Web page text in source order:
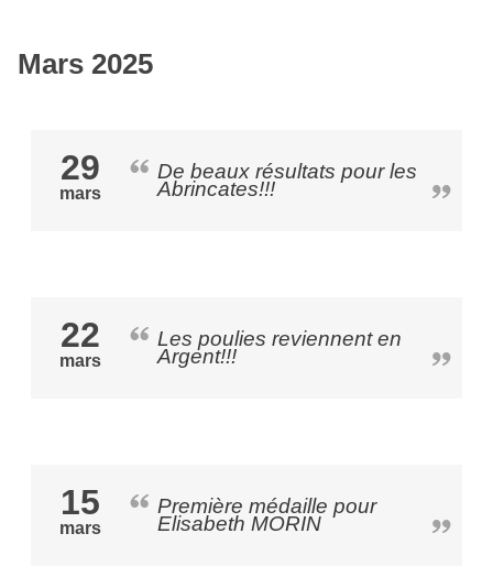
Mars 2025
29
mars
De beaux résultats pour les
Abrincates!!!
22
mars
Les poulies reviennent en
Argent!!!
15
mars
Première médaille pour
Elisabeth MORIN